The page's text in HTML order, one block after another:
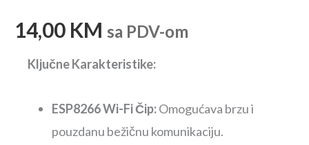
14,00 KM sa PDV-om
Ključne Karakteristike:
ESP8266 Wi-Fi Čip:Omogućava brzu i
pouzdanu bežičnu komunikaciju.